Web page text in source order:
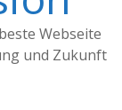
Webseite
und Zukunft